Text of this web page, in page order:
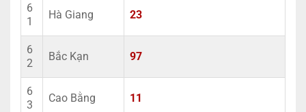
6
1
Hà Giang 23
6
2
Bắc Kạn 97
6
3
Cao Bằng 11